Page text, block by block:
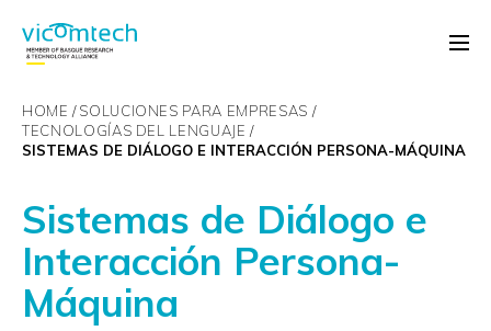
HOME
SOLUCIONES PARA EMPRESAS
TECNOLOGÍAS DEL LENGUAJE
SISTEMAS DE DIÁLOGO E INTERACCIÓN PERSONA-MÁQUINA
Sistemas de Diálogo e
Interacción Persona-
Máquina